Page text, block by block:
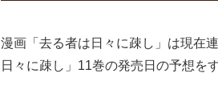
漫画「去る者は日々に疎し」は現在
日々に疎し」11巻の発売日の予想を